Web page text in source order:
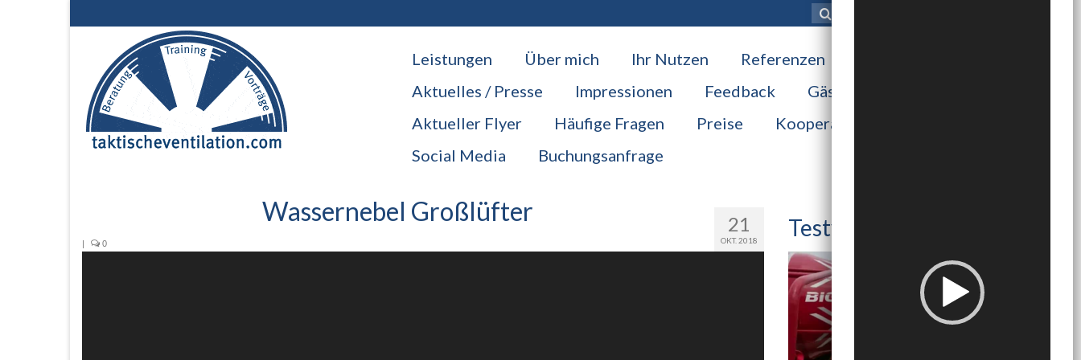
Suche
nach:
Leistungen Über mich Ihr Nutzen
Referenzen
Aktuelles / Presse
Impressionen Feedback
Gästebuch
Aktueller Flyer
Häufige Fragen Preise
Kooperationspartner
Social Media
Buchungsanfrage
21
OKT. 2018
Wassernebel Großlüfter
| 0
Testvideo